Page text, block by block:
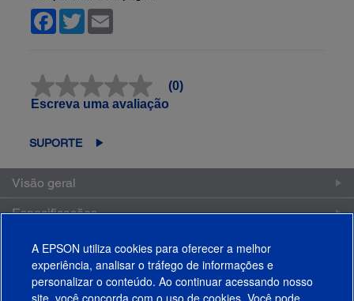
Facebook
Twitter
Sem
valor
abre
mesma
página.
(0)
Escreva uma avaliação
SUPORTE
Visão geral
Especificações
Avaliações
Suporte
A EPSON utiliza cookies para oferecer a melhor
experiência, analisar o tráfego de informações e
personalizar o conteúdo. Ao continuar acessando nosso
site, você concorda com o uso de cookies. Você pode